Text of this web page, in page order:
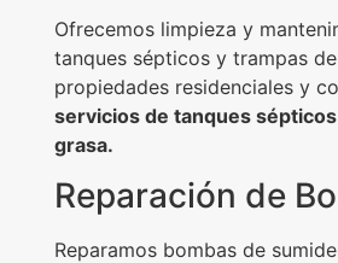
Ofrecemos limpieza y
tanques sépticos y trampas
propiedades residenciales y
servicios de tanques
grasa.
Reparación de
Reparamos bombas de